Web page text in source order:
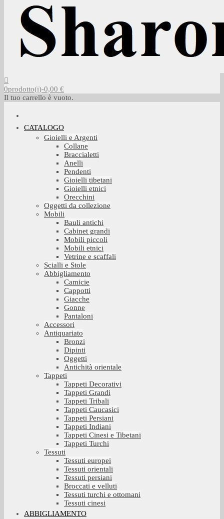
0prodotto(i)-0,00 €
Il tuo carrello è vuoto.
CATALOGO
Gioielli e Argenti
Collane
Braccialetti
Anelli
Pendenti
Gioielli tibetani
Gioielli etnici
Orecchini
Oggetti da collezione
Mobili
Bauli antichi
Cabinet grandi
Mobili piccoli
Mobili etnici
Vetrine e scaffali
Scialli e Stole
Abbigliamento
Camicie
Cappotti
Giacche
Gonne
Pantaloni
Accessori
Antiquariato
Bronzi
Dipinti
Oggetti
Antichità orientale
Tappeti
Tappeti Decorativi
Tappeti Grandi
Tappeti Tribali
Tappeti Caucasici
Tappeti Persiani
Tappeti Indiani
Tappeti Cinesi e Tibetani
Tappeti Turchi
Tessuti
Tessuti europei
Tessuti orientali
Tessuti persiani
Broccati e velluti
Tessuti turchi e ottomani
Tessuti cinesi
ABBIGLIAMENTO